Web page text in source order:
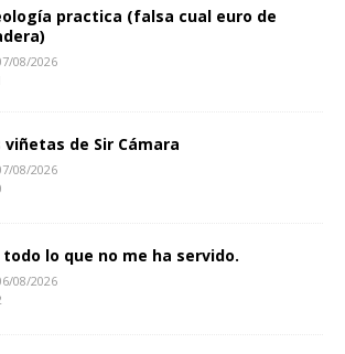
practica (falsa cual euro de
08/2026
viñetas de Sir Cámara
08/2026
todo lo que no me ha servido.
08/2026